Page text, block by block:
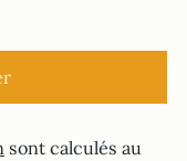
sont calculés au